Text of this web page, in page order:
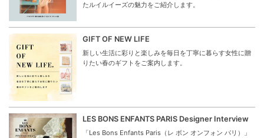
たルイルイーズの魅力をご紹介します。
GIFT OF NEW LIFE
新しい生活に彩りと楽しみを毎日を丁寧に暮らす女性に贈
りたい春のギフトをご案内します。
LES BONS ENFANTS PARIS Designer Interview
「Les Bons Enfants Paris（レ ボン オンフォン パリ）」